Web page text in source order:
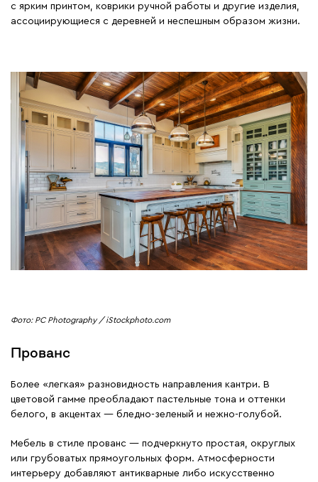
с ярким принтом, коврики ручной работы и другие изделия,
ассоциирующиеся с деревней и неспешным образом жизни.
Фото: PC Photography / iStockphoto.com
Прованс
Более «легкая» разновидность направления кантри. В
цветовой гамме преобладают пастельные тона и оттенки
белого, в акцентах — бледно-зеленый и нежно-голубой.
Мебель в стиле прованс — подчеркнуто простая, округлых
или грубоватых прямоугольных форм. Атмосферности
интерьеру добавляют антикварные либо искусственно